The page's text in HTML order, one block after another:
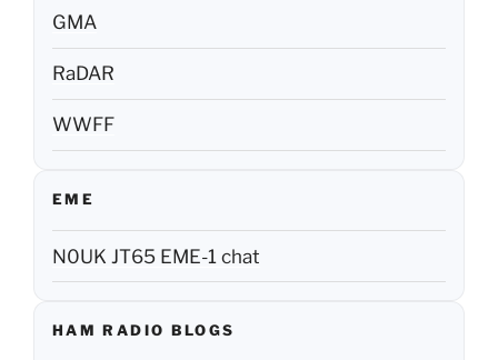
GMA
RaDAR
WWFF
EME
N0UK JT65 EME-1 chat
HAM RADIO BLOGS